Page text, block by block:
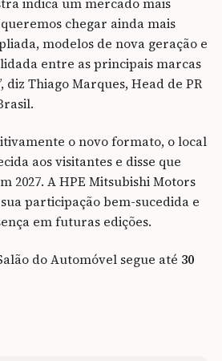
indica um mercado mais
chegar ainda mais
modelos de nova geração e
entre as principais marcas
diz Thiago Marques, Head de PR
o novo formato, o local
aos visitantes e disse que
2027. A HPE Mitsubishi Motors
participação bem-sucedida e
em futuras edições.
do Automóvel segue até 30